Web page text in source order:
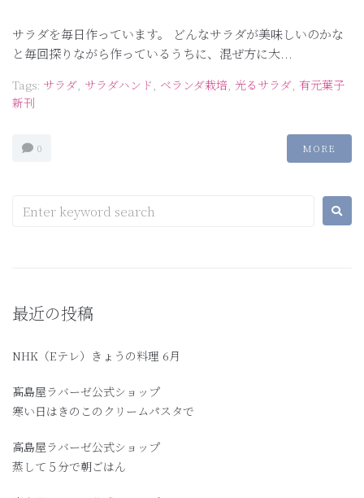
サラダを毎日作っています。 どんなサラダが美味しいのかな
と毎回探りながら作っているうちに、混ぜ方に大...
Tags: サラダ サラダハンド ベランダ栽培 光るサラダ 有元葉子
新刊
0 MORE
最近の投稿
NHK（Eテレ）きょうの料理 6月
髙島屋ラバーゼ公式ショップ
寒い日はきのこのクリームパスタで
高島屋ラバーゼ公式ショップ
蒸して５分で朝ごはん